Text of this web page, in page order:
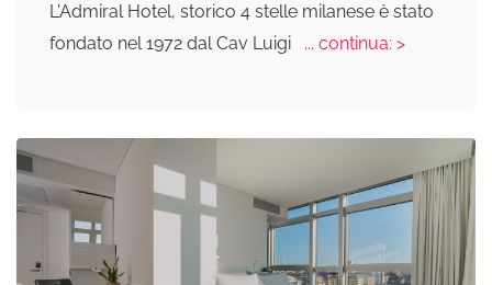
L'Admiral Hotel, storico 4 stelle milanese è stato
fondato nel 1972 dal Cav Luigi
... continua: >